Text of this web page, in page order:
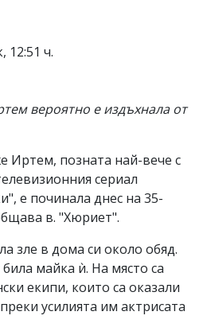
12:51 ч.
вероятно е издъхнала от
Иртем, позната най-вече с
сериал
е починала днес на 35-
в. "Хюриет".
зле в дома си около обяд.
майка ѝ. На място са
екипи, които са оказали
усилията им актрисата